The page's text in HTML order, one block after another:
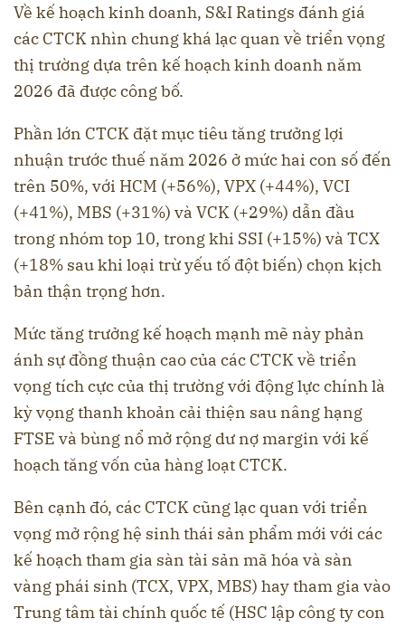
Về kế hoạch kinh doanh, S&I Ratings đánh giá
các CTCK nhìn chung khá lạc quan về triển vọng
thị trường dựa trên kế hoạch kinh doanh năm
2026 đã được công bố.
Phần lớn CTCK đặt mục tiêu tăng trưởng lợi
nhuận trước thuế năm 2026 ở mức hai con số đến
trên 50%, với HCM (+56%), VPX (+44%), VCI
(+41%), MBS (+31%) và VCK (+29%) dẫn đầu
trong nhóm top 10, trong khi SSI (+15%) và TCX
(+18% sau khi loại trừ yếu tố đột biến) chọn kịch
bản thận trọng hơn.
Mức tăng trưởng kế hoạch mạnh mẽ này phản
ánh sự đồng thuận cao của các CTCK về triển
vọng tích cực của thị trường với động lực chính là
kỳ vọng thanh khoản cải thiện sau nâng hạng
FTSE và bùng nổ mở rộng dư nợ margin với kế
hoạch tăng vốn của hàng loạt CTCK.
Bên cạnh đó, các CTCK cũng lạc quan với triển
vọng mở rộng hệ sinh thái sản phẩm mới với các
kế hoạch tham gia sàn tài sản mã hóa và sàn
vàng phái sinh (TCX, VPX, MBS) hay tham gia vào
Trung tâm tài chính quốc tế (HSC lập công ty con